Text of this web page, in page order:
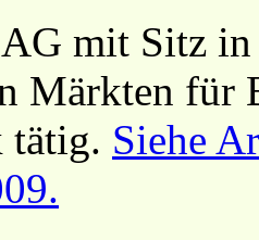
AG mit Sitz
Märkten für
tätig. Siehe